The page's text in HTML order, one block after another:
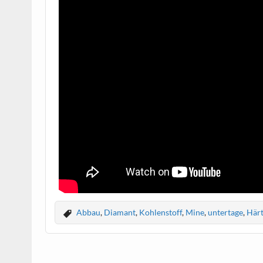
Abbau, Diamant, Kohlenstoff, Mine,untertage,